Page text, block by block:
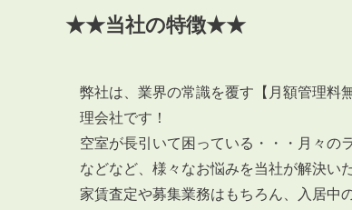
★★当社の特徴★★
弊社は、業界の常識を覆す【月額管理料
理会社です！
空室が長引いて困っている・・・月々の
などなど、様々なお悩みを当社が解決い
家賃査定や募集業務はもちろん、入居中